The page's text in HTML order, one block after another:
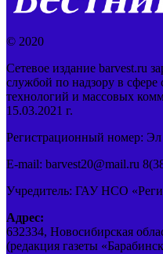
© 2020
Сетевое издание barvest.ru
службой по надзору в
технологий и массовых
15.03.2021 г.
Регистрационный номер:
E-mail: barvest20@mail.ru
Учредитель: ГАУ НСО
Адрес:
632334, Новосибирская
(редакция газеты